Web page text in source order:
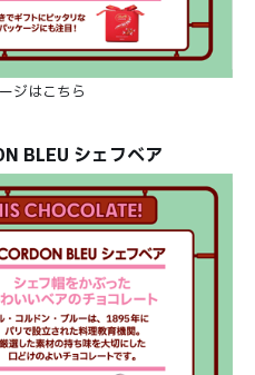
ジはこちら
BLEU シェフベア